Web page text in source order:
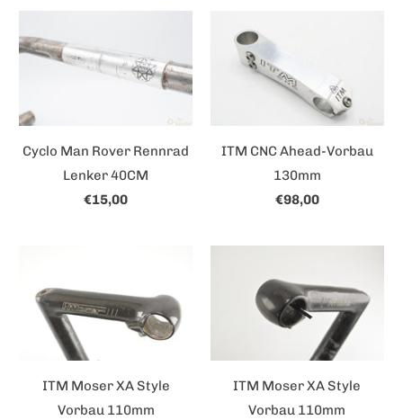
Cyclo Man Rover Rennrad
Lenker 40CM
€15,00
ITM CNC Ahead-Vorbau
130mm
€98,00
ITM Moser XA Style
Vorbau 110mm
ITM Moser XA Style
Vorbau 110mm